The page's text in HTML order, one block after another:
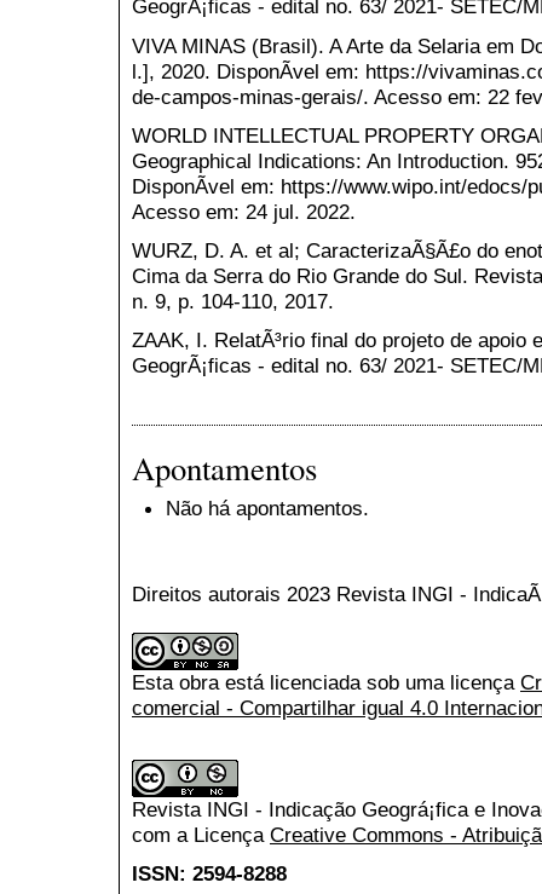
GeogrÃ¡ficas - edital no. 63/ 2021- SETEC/
VIVA MINAS (Brasil). A Arte da Selaria em
l.], 2020. DisponÃ­vel em: https://
de-campos-minas-gerais/. Acesso em: 22
WORLD INTELLECTUAL PROPERTY
Geographical Indications: An Introduction.
DisponÃ­vel em: https://www.wipo.int/edocs/
Acesso em: 24 jul. 2022.
WURZ, D. A. et al; CaracterizaÃ§Ã£o do
Cima da Serra do Rio Grande do Sul.
n. 9, p. 104-110, 2017.
ZAAK, I. RelatÃ³rio final do projeto de apoio
GeogrÃ¡ficas - edital no. 63/ 2021- SETEC/
Apontamentos
Não há apontamentos.
Direitos autorais 2023 Revista INGI -
Esta obra está licenciada sob uma licença
comercial - Compartilhar igual 4.0
Revista INGI - Indicação Geográ¡fica e
com a Licença Creative Commons -
ISSN: 2594-8288